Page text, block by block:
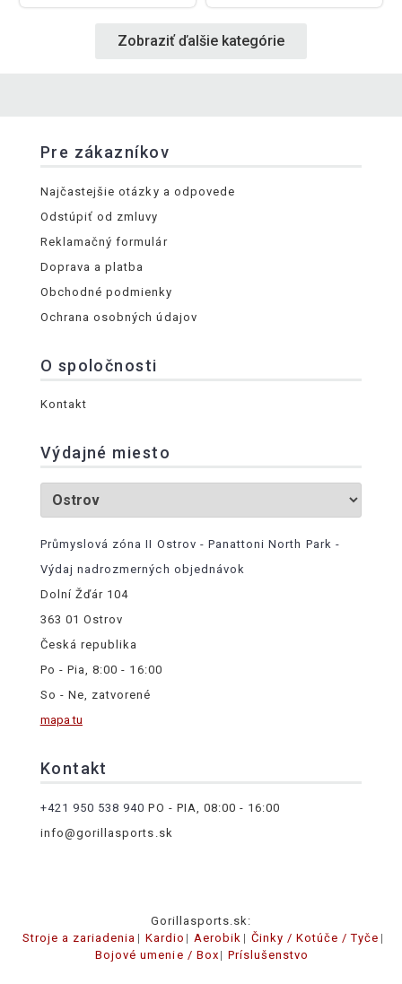
Zobraziť ďalšie kategórie
Pre zákazníkov
Najčastejšie otázky a odpovede
Odstúpiť od zmluvy
Reklamačný formulár
Doprava a platba
Obchodné podmienky
Ochrana osobných údajov
O spoločnosti
Kontakt
Výdajné miesto
Průmyslová zóna II Ostrov - Panattoni North Park -
Výdaj nadrozmerných objednávok
Dolní Žďár 104
363 01 Ostrov
Česká republika
Po - Pia, 8:00 - 16:00
So - Ne, zatvorené
mapa tu
Kontakt
+421 950 538 940 PO - PIA, 08:00 - 16:00
info@gorillasports.sk
Gorillasports.sk:
Stroje a zariadenia
Kardio Aerobik
Činky / Kotúče / Tyče
Bojové umenie / Box
Príslušenstvo